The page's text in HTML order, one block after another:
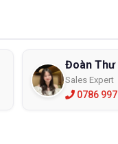
Đoàn Thư
Sales Expert
0786